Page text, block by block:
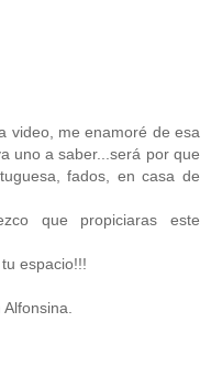
video, me enamoré de esa
uno a saber...será por que
fados, en casa de
que propiciaras este
espacio!!!